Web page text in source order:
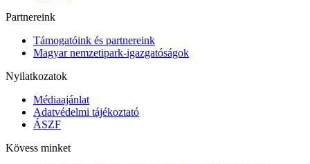
Partnereink
Támogatóink és partnereink
Magyar nemzetipark-igazgatóságok
Nyilatkozatok
Médiaajánlat
Adatvédelmi tájékoztató
ÁSZF
Kövess minket